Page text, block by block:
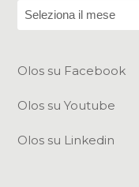
Archivi
Olos su Facebook
Olos su Youtube
Olos su Linkedin